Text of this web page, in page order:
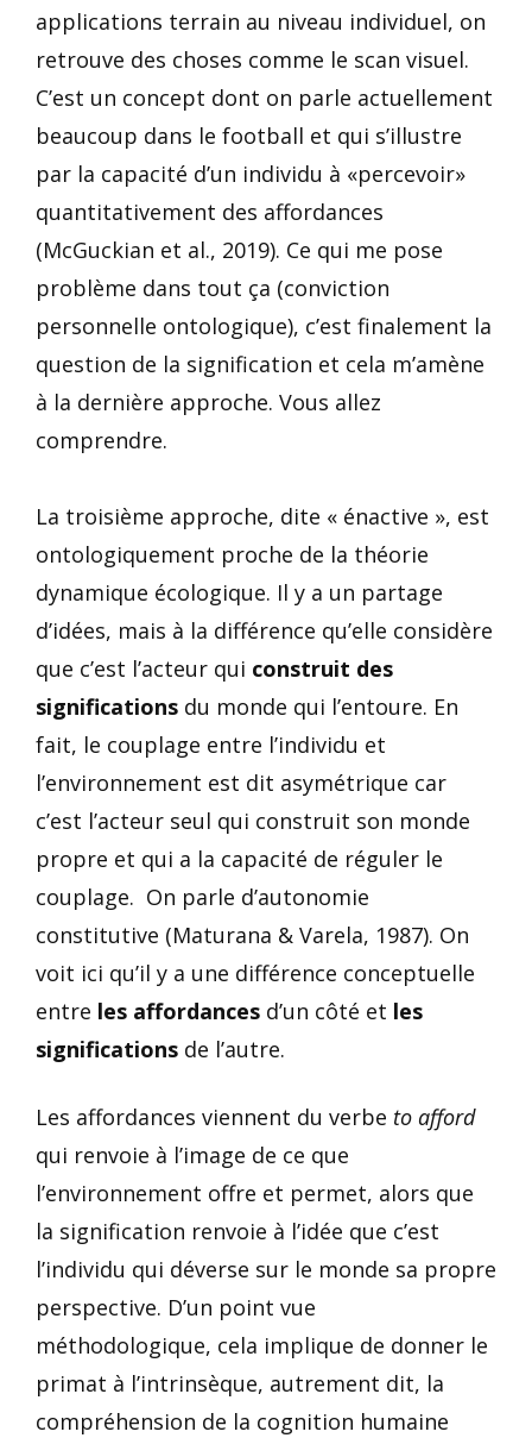
applications terrain au niveau individuel, on
retrouve des choses comme le scan visuel.
C’est un concept dont on parle actuellement
beaucoup dans le football et qui s’illustre
par la capacité d’un individu à «percevoir»
quantitativement des affordances
(McGuckian et al., 2019). Ce qui me pose
problème dans tout ça (conviction
personnelle ontologique), c’est finalement la
question de la signification et cela m’amène
à la dernière approche. Vous allez
comprendre.
La troisième approche, dite « énactive », est
ontologiquement proche de la théorie
dynamique écologique. Il y a un partage
d’idées, mais à la différence qu’elle considère
que c’est l’acteur qui construit des
significations du monde qui l’entoure. En
fait, le couplage entre l’individu et
l’environnement est dit asymétrique car
c’est l’acteur seul qui construit son monde
propre et qui a la capacité de réguler le
couplage. On parle d’autonomie
constitutive (Maturana & Varela, 1987). On
voit ici qu’il y a une différence conceptuelle
entre les affordances d’un côté et les
significations de l’autre.
Les affordances viennent du verbe to afford
qui renvoie à l’image de ce que
l’environnement offre et permet, alors que
la signification renvoie à l’idée que c’est
l’individu qui déverse sur le monde sa propre
perspective. D’un point vue
méthodologique, cela implique de donner le
primat à l’intrinsèque, autrement dit, la
compréhension de la cognition humaine